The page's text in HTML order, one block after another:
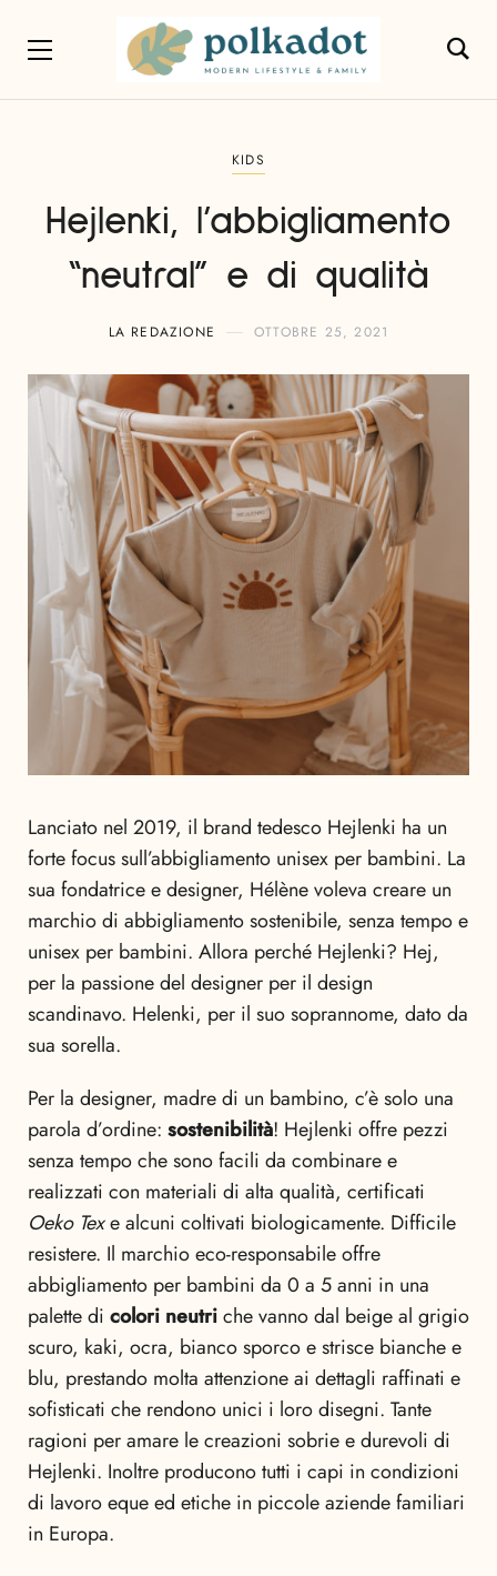
KIDS
Hejlenki, l’abbigliamento
“neutral” e di qualità
LA REDAZIONE OTTOBRE 25, 2021
Lanciato nel 2019, il brand tedesco Hejlenki ha un
forte focus sull’abbigliamento unisex per bambini. La
sua fondatrice e designer, Hélène voleva creare un
marchio di abbigliamento sostenibile, senza tempo e
unisex per bambini. Allora perché Hejlenki? Hej,
per la passione del designer per il design
scandinavo. Helenki, per il suo soprannome, dato da
sua sorella.
Per la designer, madre di un bambino, c’è solo una
parola d’ordine: sostenibilità! Hejlenki offre pezzi
senza tempo che sono facili da combinare e
realizzati con materiali di alta qualità, certificati
Oeko Texe alcuni coltivati biologicamente. Difficile
resistere. Il marchio eco-responsabile offre
abbigliamento per bambini da 0 a 5 anni in una
palette di colori neutriche vanno dal beige al grigio
scuro, kaki, ocra, bianco sporco e strisce bianche e
blu, prestando molta attenzione ai dettagli raffinati e
sofisticati che rendono unici i loro disegni. Tante
ragioni per amare le creazioni sobrie e durevoli di
Hejlenki. Inoltre producono tutti i capi in condizioni
di lavoro eque ed etiche in piccole aziende familiari
in Europa.